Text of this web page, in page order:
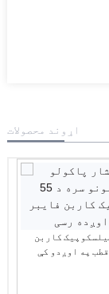
اړوند محصولات
ټیلسکوپیک کاربن